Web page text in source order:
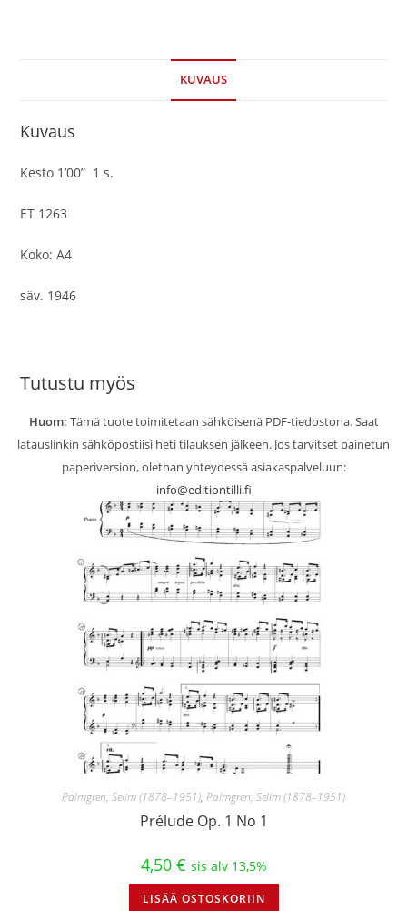
KUVAUS
Kuvaus
Kesto 1’00” 1 s.
ET 1263
Koko: A4
säv. 1946
Tutustu myös
Huom: Tämä tuote toimitetaan sähköisenä PDF-tiedostona. Saat
latauslinkin sähköpostiisi heti tilauksen jälkeen. Jos tarvitset painetun
paperiversion, olethan yhteydessä asiakaspalveluun:
info@editiontilli.fi
Palmgren, Selim (1878–1951), Palmgren, Selim (1878–1951)
Prélude Op. 1 No 1
4,50 € sis alv 13,5%
LISÄÄ OSTOSKORIIN